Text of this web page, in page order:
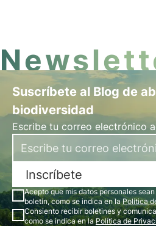
Suscríbete al Blog de
biodiversidad
Escribe tu correo electrónico
Inscríbete
Acepto que mis datos personales
boletín, como se indica en laPolítica
Consiento recibir boletines y
como se indica en laPolítica de